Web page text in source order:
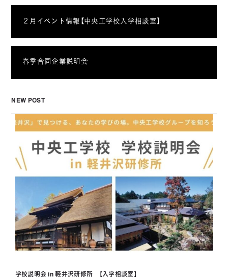
２月イベント情報【中央工学校入学相談室】
春季合同企業説明会
NEW POST
学校説明会 in 軽井沢研修所 【入学相談室】